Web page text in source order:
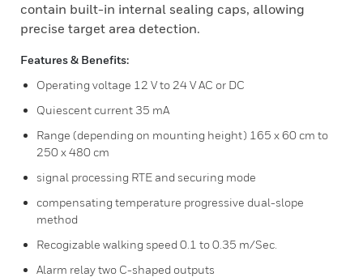
contain built-in internal sealing caps, allowing
precise target area detection.
Features & Benefits:
Operating voltage 12 V to 24 V AC or DC
Quiescent current 35 mA
Range (depending on mounting height) 165 x 60 cm to
250 x 480 cm
signal processing RTE and securing mode
compensating temperature progressive dual-slope
method
Recogizable walking speed 0.1 to 0.35 m/Sec.
Alarm relay two C-shaped outputs